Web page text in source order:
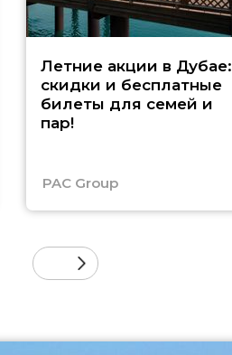
Летние акции в Дубае:
скидки и бесплатные
билеты для семей и
пар!
PAC Group